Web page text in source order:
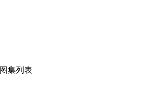
图集列表